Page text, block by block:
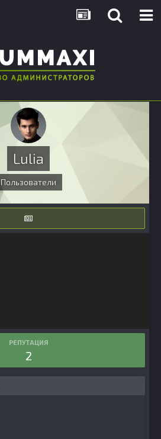
Lulia
Пользователи
РЕПУТАЦИЯ
2